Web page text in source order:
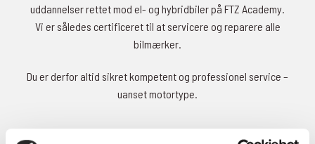
uddannelser rettet mod el- og hybridbiler på FTZ Academy.
Vi er således certificeret til at servicere og reparere alle
bilmærker.
Du er derfor altid sikret kompetent og professionel service –
uanset motortype.